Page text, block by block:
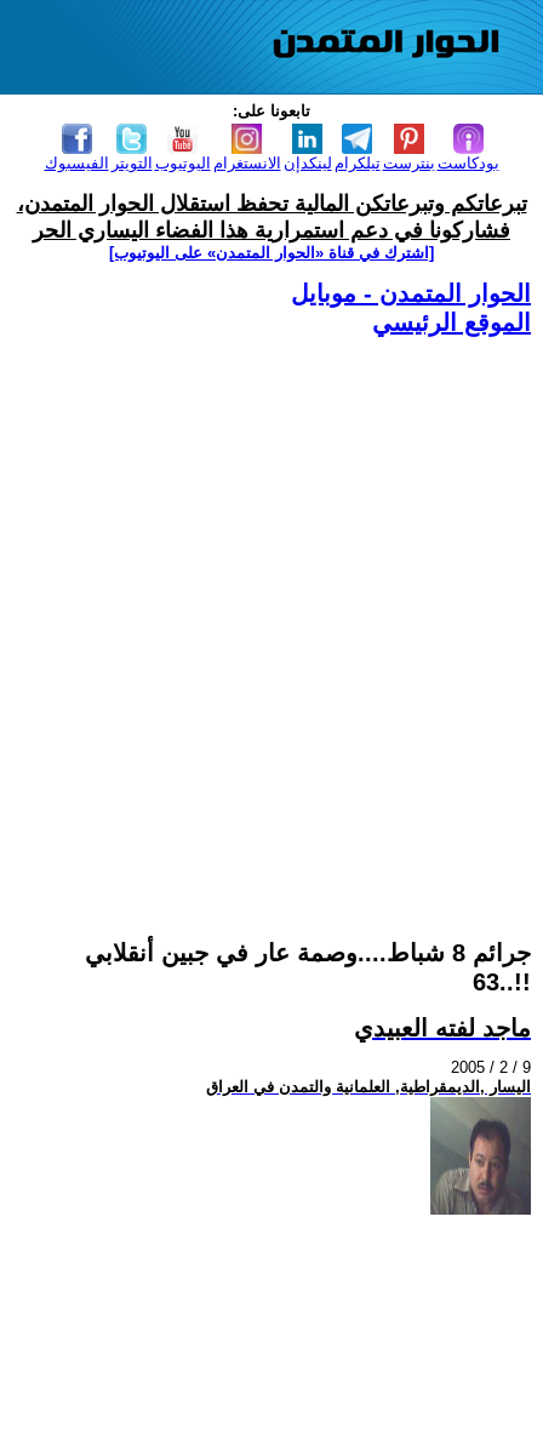
تابعونا على:
الفيسبوك التويتر اليوتيوب الانستغرام لينكدإن تيلكرامبنترست بودكاست
تبرعاتكم وتبرعاتكن المالية تحفظ استقلال الحوار المتمدن،
فشاركونا في دعم استمرارية هذا الفضاء اليساري الحر
[اشترك في قناة ‫«الحوار المتمدن» على اليوتيوب]
الحوار المتمدن - موبايل
الموقع الرئيسي
جرائم 8 شباط....وصمة عار في جبين أنقلابي
63..!!
ماجد لفته العبيدي
2005 / 2 / 9
اليسار ,الديمقراطية, العلمانية والتمدن في العراق